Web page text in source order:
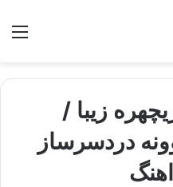
زیبا /
دردسرساز
اهنگ